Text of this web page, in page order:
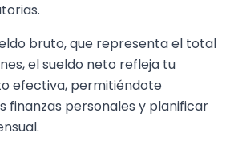
bruto, que representa el total
el sueldo neto refleja tu
efectiva, permitiéndote
finanzas personales y planificar